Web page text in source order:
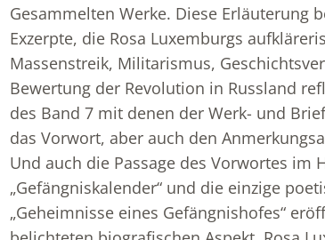
Gesammelten Werke. Diese Erläuterung
Exzerpte, die Rosa Luxemburgs
Massenstreik, Militarismus,
Bewertung der Revolution in Russland
des Band 7 mit denen der Werk- und
das Vorwort, aber auch den
Und auch die Passage des Vorwortes im
„Gefängniskalender“ und die einzige
„Geheimnisse eines Gefängnishofes“